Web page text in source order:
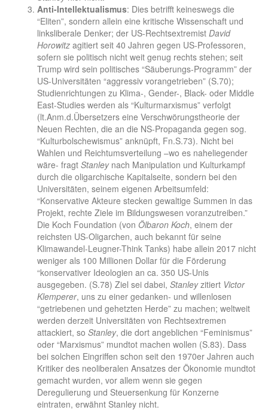
Anti-Intellektualismus: Dies betrifft keineswegs die
“Eliten”, sondern allein eine kritische Wissenschaft und
linksliberale Denker; der US-Rechtsextremist David
Horowitz agitiert seit 40 Jahren gegen US-Professoren,
sofern sie politisch nicht weit genug rechts stehen; seit
Trump wird sein politisches “Säuberungs-Programm” der
US-Universitäten “aggressiv vorangetrieben” (S.70);
Studienrichtungen zu Klima-, Gender-, Black- oder Middle
East-Studies werden als “Kulturmarxismus” verfolgt
(lt.Anm.d.Übersetzers eine Verschwörungstheorie der
Neuen Rechten, die an die NS-Propaganda gegen sog.
“Kulturbolschewismus” anknüpft, Fn.S.73). Nicht bei
Wahlen und Reichtumsverteilung –wo es naheliegender
wäre- fragt Stanleynach Manipulation und Kulturkampf
durch die oligarchische Kapitalseite, sondern bei den
Universitäten, seinem eigenen Arbeitsumfeld:
“Konservative Akteure stecken gewaltige Summen in das
Projekt, rechte Ziele im Bildungswesen voranzutreiben.”
Die Koch Foundation (von Ölbaron Koch, einem der
reichsten US-Oligarchen, auch bekannt für seine
Klimawandel-Leugner-Think Tanks) habe allein 2017 nicht
weniger als 100 Millionen Dollar für die Förderung
“konservativer Ideologien an ca. 350 US-Unis
ausgegeben. (S.78) Ziel sei dabei, Stanleyzitiert Victor
Klemperer, uns zu einer gedanken- und willenlosen
“getriebenen und gehetzten Herde” zu machen; weltweit
werden derzeit Universitäten von Rechtsextremen
attackiert, so Stanley, die dort angeblichen “Feminismus”
oder “Marxismus” mundtot machen wollen (S.83). Dass
bei solchen Eingriffen schon seit den 1970er Jahren auch
Kritiker des neoliberalen Ansatzes der Ökonomie mundtot
gemacht wurden, vor allem wenn sie gegen
Deregulierung und Steuersenkung für Konzerne
eintraten, erwähnt Stanley nicht.